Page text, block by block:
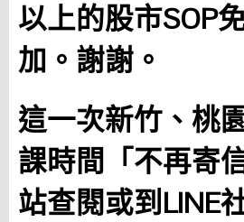
以上的股市SOP
加。謝謝。
這一次新竹、桃
課時間「不再寄
站查閱或到LINE